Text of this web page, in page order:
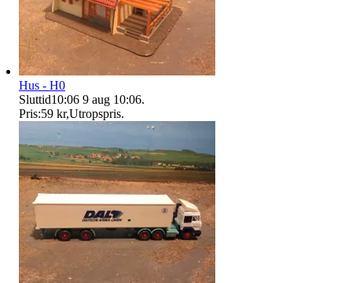
Hus - H0
Sluttid10:06 9 aug 10:06.
Pris:59 kr,Utropspris.